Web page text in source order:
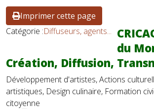
Imprimer cette page
Catégorie :Diffuseurs, agents...
du
Création, Diffusion,
Développement d'artistes, Actions
artistiques, Design culinaire, Formation
citoyenne